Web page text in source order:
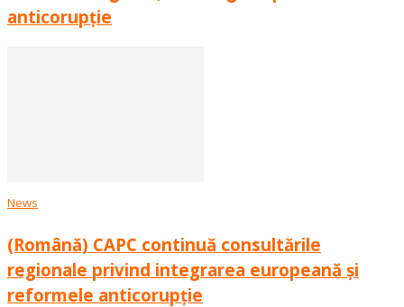
anticorupție
News
(Română) CAPC continuă consultările
regionale privind integrarea europeană și
reformele anticorupție